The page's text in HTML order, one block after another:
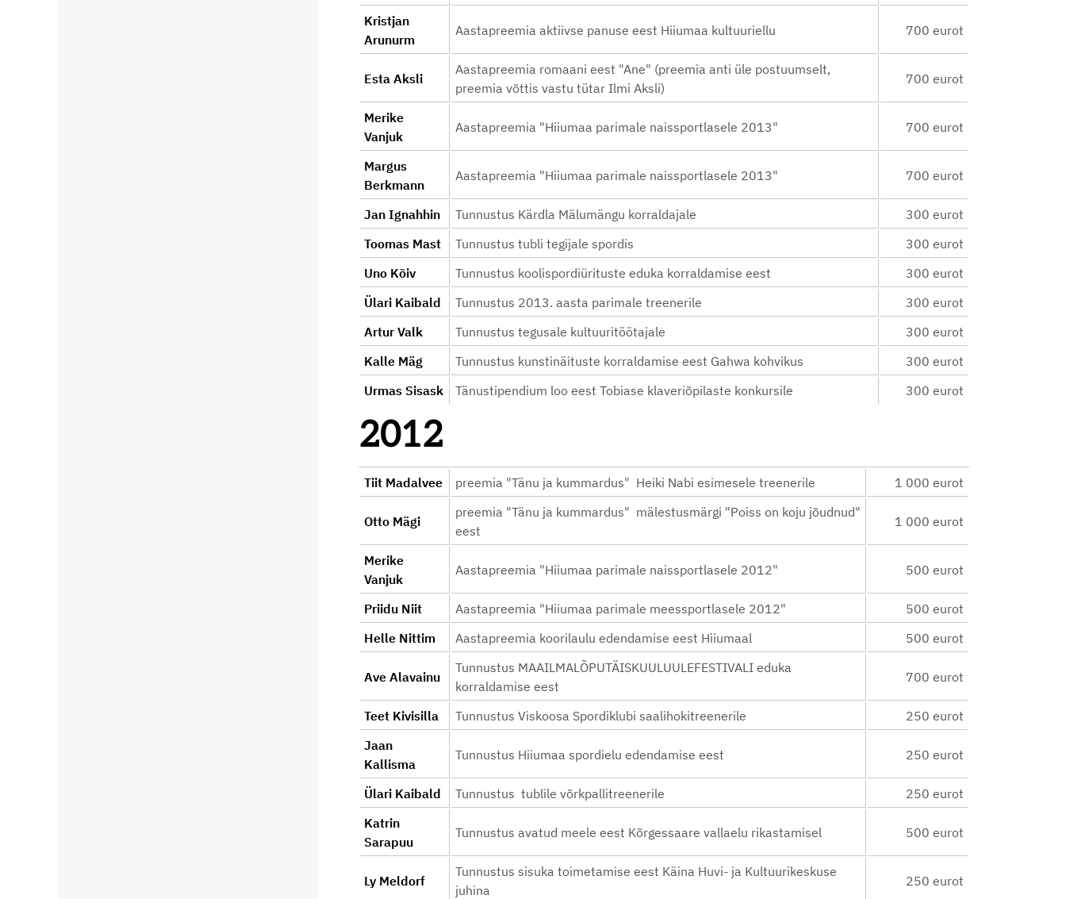
Kristjan
Arunurm
Aastapreemia aktiivse panuse eest Hiiumaa kultuuriellu 700 eurot
Esta Aksli
Aastapreemia romaani eest "Ane" (preemia anti üle postuumselt,
preemia võttis vastu tütar Ilmi Aksli)
700 eurot
Merike
Vanjuk
Aastapreemia "Hiiumaa parimale naissportlasele 2013" 700 eurot
Margus
Berkmann
Aastapreemia "Hiiumaa parimale naissportlasele 2013" 700 eurot
Jan Ignahhin Tunnustus Kärdla Mälumängu korraldajale
300 eurot
Toomas Mast
Tunnustus tubli tegijale spordis
300 eurot
Uno Kõiv
Tunnustus koolispordiürituste eduka korraldamise eest
300 eurot
Ülari Kaibald
Tunnustus 2013. aasta parimale treenerile
300 eurot
Artur Valk
Tunnustus tegusale kultuuritöötajale
300 eurot
Kalle Mäg
Tunnustus kunstinäituste korraldamise eest Gahwa kohvikus
300 eurot
Urmas Sisask
Tänustipendium loo eest Tobiase klaveriõpilaste konkursile 300 eurot
2012
Tiit Madalvee preemia "Tänu ja kummardus" Heiki Nabi esimesele treenerile 1 000 eurot
Otto Mägi
preemia "Tänu ja kummardus" mälestusmärgi "Poiss on koju jõudnud"
eest
1 000 eurot
Merike
Vanjuk
Aastapreemia "Hiiumaa parimale naissportlasele 2012" 500 eurot
Priidu Niit Aastapreemia "Hiiumaa parimale meessportlasele 2012"
500 eurot
Helle Nittim
Aastapreemia koorilaulu edendamise eest Hiiumaal 500 eurot
Ave Alavainu
Tunnustus MAAILMALÕPUTÄISKUULUULEFESTIVALI eduka
korraldamise eest
700 eurot
Teet Kivisilla Tunnustus Viskoosa Spordiklubi saalihokitreenerile
250 eurot
Jaan
Kallisma
Tunnustus Hiiumaa spordielu edendamise eest 250 eurot
Ülari Kaibald Tunnustus tublile võrkpallitreenerile
250 eurot
Katrin
Sarapuu
Tunnustus avatud meele eest Kõrgessaare vallaelu rikastamisel 500 eurot
Ly Meldorf
Tunnustus sisuka toimetamise eest Käina Huvi- ja Kultuurikeskuse
juhina
250 eurot